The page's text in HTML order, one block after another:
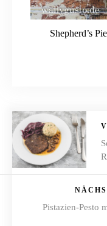
Shepherd’s
Pistazien-Pesto